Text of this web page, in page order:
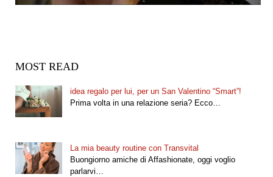
MOST READ
idea regalo per lui, per un San Valentino “Smart”!
Prima volta in una relazione seria? Ecco…
La mia beauty routine con Transvital
Buongiorno amiche di Affashionate, oggi voglio
parlarvi…